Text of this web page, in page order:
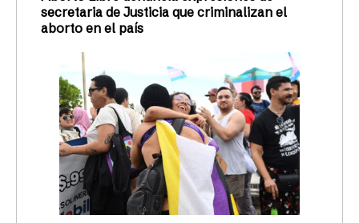
secretaria de Justicia que criminalizan el
aborto en el país